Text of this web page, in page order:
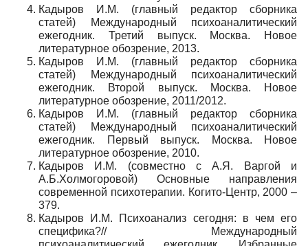
Кадыров И.М. (главный редактор сборника
статей) Международный психоаналитический
ежегодник. Третий выпуск. Москва. Новое
литературное обозрение, 2013.
Кадыров И.М. (главный редактор сборника
статей) Международный психоаналитический
ежегодник. Второй выпуск. Москва. Новое
литературное обозрение, 2011/2012.
Кадыров И.М. (главный редактор сборника
статей) Международный психоаналитический
ежегодник. Первый выпуск. Москва. Новое
литературное обозрение, 2010.
Кадыров И.М. (совместно с А.Я. Варгой и
А.Б.Холмогоровой) Основные направления
современной психотерапии. Когито-Центр, 2000 –
379.
Кадыров И.М. Психоанализ сегодня: в чем его
специфика?// Международный